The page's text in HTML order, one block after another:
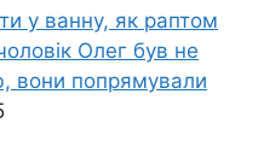
у ванну, як раптом
Олег був не
вони попрямували